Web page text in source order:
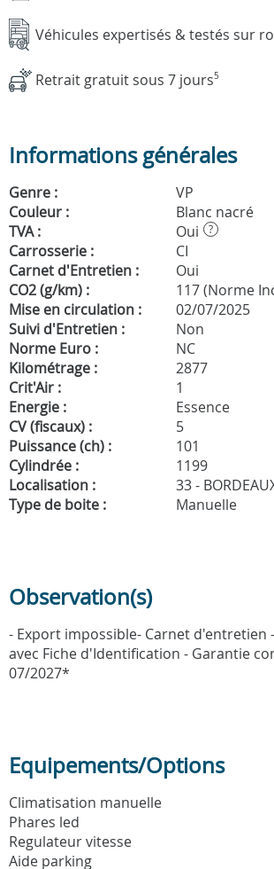
Véhicules expertisés & testés sur
Retrait gratuit sous 7 jours5
Informations générales
Genre :
VP
Couleur :
Blanc nacré
TVA :
Oui ?
Carrosserie :
CI
Carnet d'Entretien :
Oui
CO2 (g/km) :
117 (Norme
Mise en circulation :
02/07/2025
Suivi d'Entretien :
Non
Norme Euro :
NC
Kilométrage :
2877
Crit'Air :
1
Energie :
Essence
CV (fiscaux) :
5
Puissance (ch) :
101
Cylindrée :
1199
Localisation :
33 -
Type de boite :
Manuelle
Observation(s)
- Export impossible- Carnet d'entretien
avec Fiche d'Identification - Garantie
07/2027*
Equipements/Options
Climatisation manuelle
Phares led
Regulateur vitesse
Aide parking